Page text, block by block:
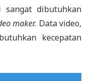
sangat dibutuhkan
maker. Data video,
kecepatan